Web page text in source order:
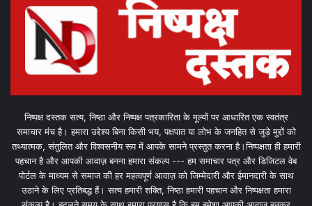
निष्पक्ष दस्तक सत्य, निष्ठा और निष्पक्ष पत्रकारिता के मूल्यों पर आधारित एक स्वतंत्र
समाचार मंच है। हमारा उद्देश्य बिना किसी भय, पक्षपात या लोभ के जनहित से जुड़े मुद्दों को
तथ्यात्मक, संतुलित और विश्वसनीय रूप में आपके सामने प्रस्तुत करना है।निष्पक्षता ही हमारी
पहचान है और आपकी आवाज़ बनना हमारा संकल्प --- हम समाचार पत्र और डिजिटल वेब
पोर्टल के माध्यम से समाज की हर महत्वपूर्ण आवाज़ को जिम्मेदारी और ईमानदारी के साथ
उठाने के लिए प्रतिबद्ध हैं। सत्य हमारी शक्ति, निष्ठा हमारी पहचान और निष्पक्षता हमारा